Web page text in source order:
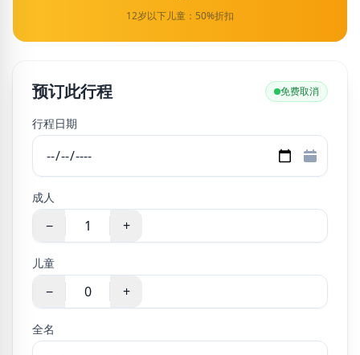
12岁以下儿童：50%折扣
预订此行程 免费取消
行程日期
成人
− +
儿童
− +
全名